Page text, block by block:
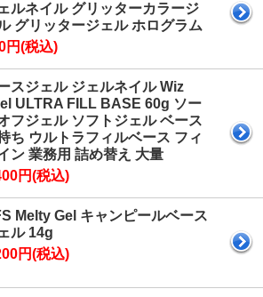
ルネイル グリッターカラージ
グリッタージェル ホログラム
円(税込)
スジェル ジェルネイル Wiz
ULTRA FILL BASE 60g ソー
フジェル ソフトジェル ベース
ち ウルトラフィルベース フィ
ン 業務用 詰め替え 大量
円(税込)
Melty Gel キャンピールベース
ル 14g
円(税込)